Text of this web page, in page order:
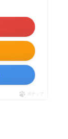
ポチップ